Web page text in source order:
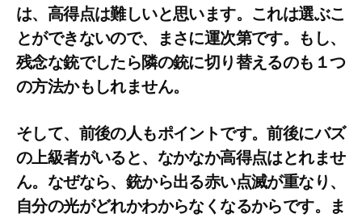
は、高得点は難しいと思います。これは選ぶこ
とができないので、まさに運次第です。もし、
残念な銃でしたら隣の銃に切り替えるのも１つ
の方法かもしれません。
そして、前後の人もポイントです。前後にバズ
の上級者がいると、なかなか高得点はとれませ
ん。なぜなら、銃から出る赤い点滅が重なり、
自分の光がどれかわからなくなるからです。ま